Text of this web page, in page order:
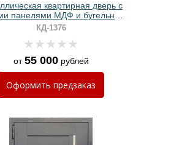
квартирная дверь с
панелями МДФ и бугельной
длинной ручкой
КД-1376
от55 000рублей
Оформить предзаказ